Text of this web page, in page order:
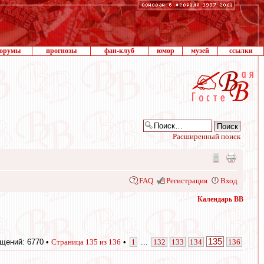
прогнозы фан-клуб юмор музей ссылки
Расширенный поиск
FAQ Регистрация Вход
Календарь ВВ
6770 • Страница 135 из 136 • 1 132 133 134 135 136